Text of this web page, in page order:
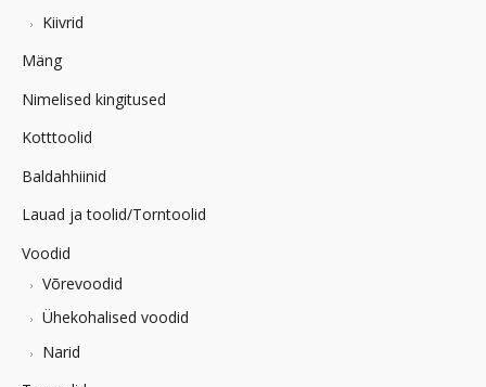
Kiivrid
Mäng
Nimelised kingitused
Kotttoolid
Baldahhiinid
Lauad ja toolid/Torntoolid
Voodid
Võrevoodid
Ühekohalised voodid
Narid